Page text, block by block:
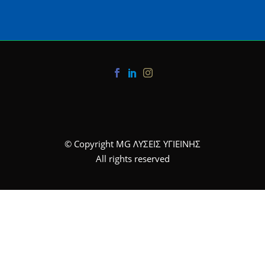
© Copyright MG ΛΥΣΕΙΣ ΥΓΙΕΙΝΗΣ
All rights reserved